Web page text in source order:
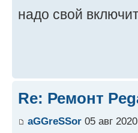
надо свой
Re: Ремонт
aGGreSSor 05 авг